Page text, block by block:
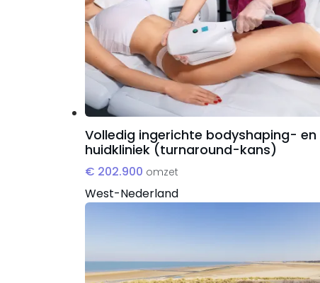
Volledig ingerichte bodyshaping- en
huidkliniek (turnaround-kans)
€ 202.900 omzet
West-Nederland